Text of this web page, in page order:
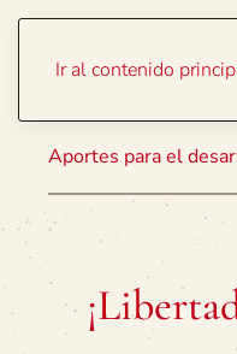
Ir al contenido
Aportes para el